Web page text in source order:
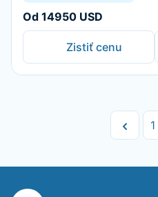
Od 14950 USD
Zistiť cenu
1